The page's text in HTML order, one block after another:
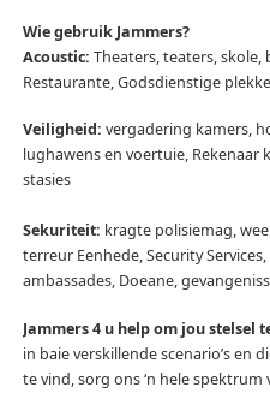
Wie gebruik Jammers?
Acoustic: Theaters, teaters,
Restaurante, Godsdienstige
Veiligheid: vergadering kamers,
lughawens en voertuie,
stasies
Sekuriteit: kragte polisiemag,
terreur Eenhede, Security
ambassades, Doeane,
Jammers 4 u help om jou stelsel
in baie verskillende scenario’s en
te vind, sorg ons ‘n hele spektrum